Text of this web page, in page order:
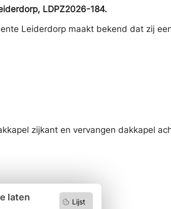
Lijst
laten
LDPZ2026-184.
Leiderdorp maakt bekend dat zij
zijkant en vervangen dakkapel